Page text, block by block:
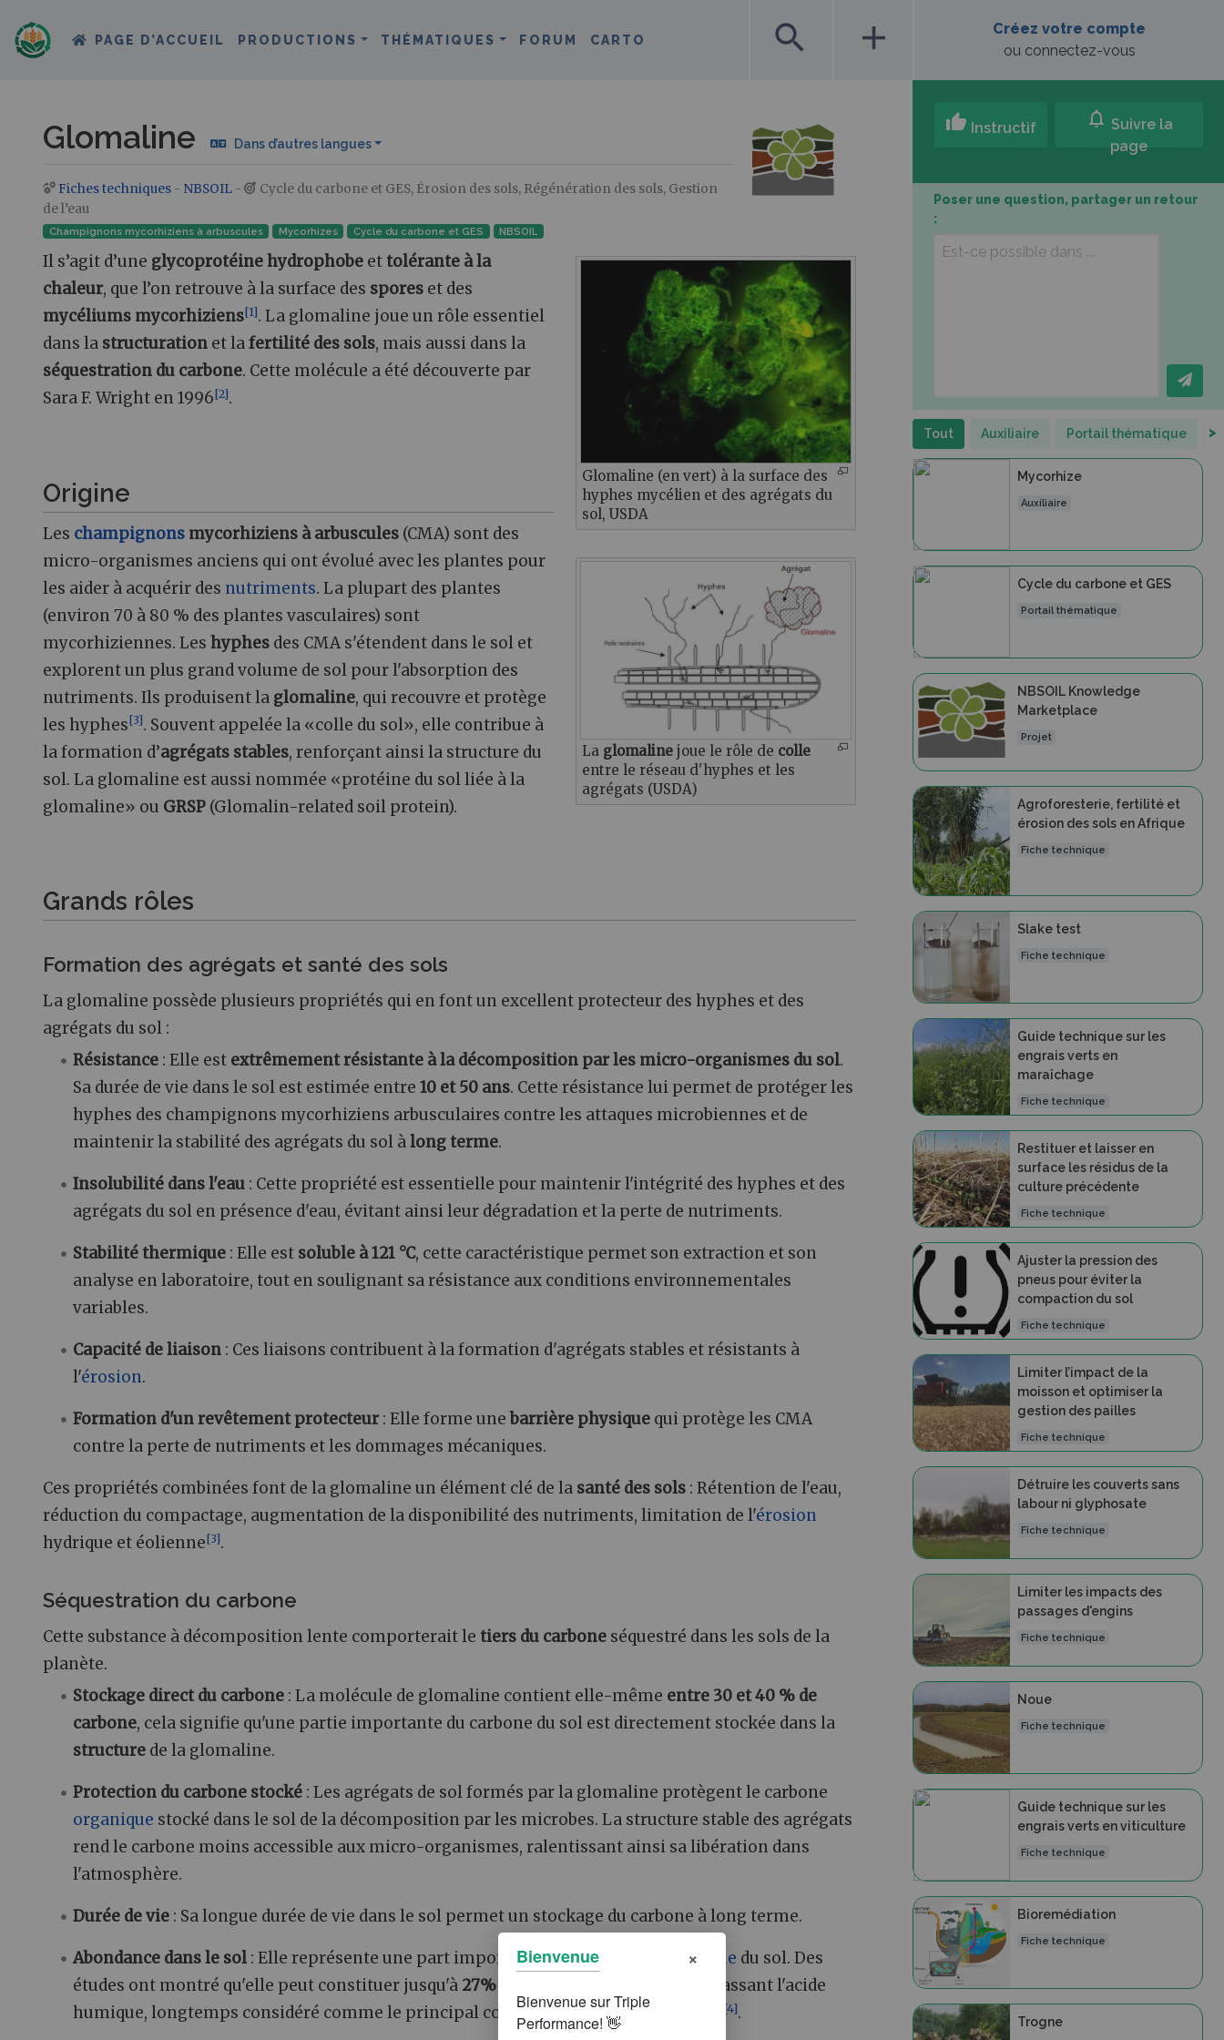
PAGE D’ACCUEIL PRODUCTIONS THÉMATIQUES FORUM CARTO search add
Créez votre compte
ou connectez-vous
Glomaline Dans d’autres langues
Aller à :navigation,rechercher
Fiches techniques - NBSOIL -
Cycle du carbone et GES, Érosion des sols, Régénération des sols, Gestion
de l’eau
Champignons mycorhiziens à arbuscules Mycorhizes Cycle du carbone et GES NBSOIL
Glomaline (en vert) à la surface des
hyphes mycélien et des agrégats du
sol, USDA
Il s’agit d’une glycoprotéine hydrophobe et tolérante à la
chaleur, que l’on retrouve à la surface des spores et des
mycéliums mycorhiziens[1]. La glomaline joue un rôle essentiel
dans la structuration et lafertilité des sols, mais aussi dans la
séquestration du carbone. Cette molécule a été découverte par
Sara F. Wright en 1996[2].
Origine
La glomaline joue le rôle de colle
entre le réseau d'hyphes et les
agrégats (USDA)
Les champignons mycorhiziens à arbuscules (CMA) sont des
micro-organismes anciens qui ont évolué avec les plantes pour
les aider à acquérir des nutriments. La plupart des plantes
(environ 70 à 80 % des plantes vasculaires) sont
mycorhiziennes. Les hyphes des CMA s'étendent dans le sol et
explorent un plus grand volume de sol pour l'absorption des
nutriments. Ils produisent la glomaline, qui recouvre et protège
les hyphes[3]. Souvent appelée la «colle du sol», elle contribue à
la formation d’agrégats stables, renforçant ainsi la structure du
sol. La glomaline est aussi nommée «protéine du sol liée à la
glomaline» ou GRSP (Glomalin-related soil protein).
Grands rôles
Formation des agrégats et santé des sols
La glomaline possède plusieurs propriétés qui en font un excellent protecteur des hyphes et des
agrégats du sol :
Résistance : Elle est extrêmement résistante à la décomposition par les micro-organismes du sol.
Sa durée de vie dans le sol est estimée entre10 et 50 ans. Cette résistance lui permet de protéger les
hyphes des champignons mycorhiziens arbusculaires contre les attaques microbiennes et de
maintenir la stabilité des agrégats du sol àlong terme.
Insolubilité dans l'eau : Cette propriété est essentielle pour maintenir l'intégrité des hyphes et des
agrégats du sol en présence d'eau, évitant ainsi leur dégradation et la perte de nutriments.
Stabilité thermique : Elle est soluble à 121 °C, cette caractéristique permet son extraction et son
analyse en laboratoire, tout en soulignant sa résistance aux conditions environnementales
variables.
Capacité de liaison : Ces liaisons contribuent à la formation d'agrégats stables et résistants à
l'érosion.
Formation d'un revêtement protecteur : Elle forme unebarrière physique qui protège les CMA
contre la perte de nutriments et les dommages mécaniques.
Ces propriétés combinées font de la glomaline un élément clé de la santé des sols : Rétention de l'eau,
réduction du compactage, augmentation de la disponibilité des nutriments, limitation de l'érosion
hydrique et éolienne[3].
Séquestration du carbone
Cette substance à décomposition lente comporterait le tiers du carbone séquestré dans les sols de la
planète.
Stockage direct du carbone : La molécule de glomaline contient elle-même entre 30 et 40 % de
carbone, cela signifie qu'une partie importante du carbone du sol est directement stockée dans la
structure de la glomaline.
Protection du carbone stocké : Les agrégats de sol formés par la glomaline protègent le carbone
organique stocké dans le sol de la décomposition par les microbes. La structure stable des agrégats
rend le carbone moins accessible aux micro-organismes, ralentissant ainsi sa libération dans
l'atmosphère.
Durée de vie : Sa longue durée de vie dans le sol permet un stockage du carbone à long terme.
Abondance dans le sol : Elle représente une part importante de lamatière organique du sol. Des
études ont montré qu'elle peut constituer jusqu'à 27% du carbone total du sol
, surpassant l'acide
humique, longtemps considéré comme le principal contributeur au carbone du sol
[4].
thumb_up Instructif notifications Suivre la
page
Poser une question, partager un retour
:
Tout Auxiliaire Portail thématique >
Mycorhize
Auxiliaire
Cycle du carbone et GES
Portail thématique
NBSOIL Knowledge
Marketplace
Projet
Agroforesterie, fertilité et
érosion des sols en Afrique
Fiche technique
Slake test
Fiche technique
Guide technique sur les
engrais verts en
maraîchage
Fiche technique
Restituer et laisser en
surface les résidus de la
culture précédente
Fiche technique
Ajuster la pression des
pneus pour éviter la
compaction du sol
Fiche technique
Limiter l’impact de la
moisson et optimiser la
gestion des pailles
Fiche technique
Détruire les couverts sans
labour ni glyphosate
Fiche technique
Limiter les impacts des
passages d'engins
Fiche technique
Noue
Fiche technique
Guide technique sur les
engrais verts en viticulture
Fiche technique
Bioremédiation
Fiche technique
Trogne
Bienvenue ×